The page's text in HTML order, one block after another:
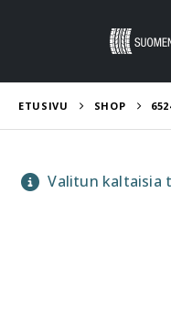
ETUSIVU SHOP
Valitun kaltaisia